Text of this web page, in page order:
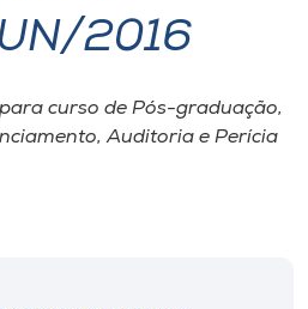
2016
curso de Pós-graduação,
Auditoria e Perícia